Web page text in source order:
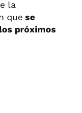
la
que se
próximos